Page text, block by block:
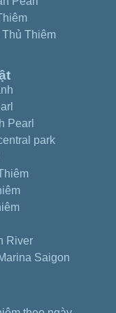
sông Sài Gòn
thấp view hồ
nội thất view
view
view sông nội
view Quận 1-
TPHCM tầng
sông SG –
Thiêm
Pearl
park
River
Saigon